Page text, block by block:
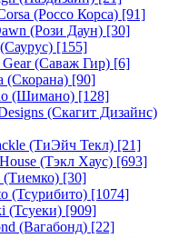
(Россо Корса) [91]
(Рози Даун) [30]
[155]
(Саваж Гир) [6]
(Скорана) [90]
(Шимано) [128]
(Скагит Дизайнс)
(ТиЭйч Текл) [21]
(Тэкл Хаус) [693]
(Тиемко) [30]
(Тсурибито) [1074]
(Тсуеки) [909]
(Вагабонд) [22]